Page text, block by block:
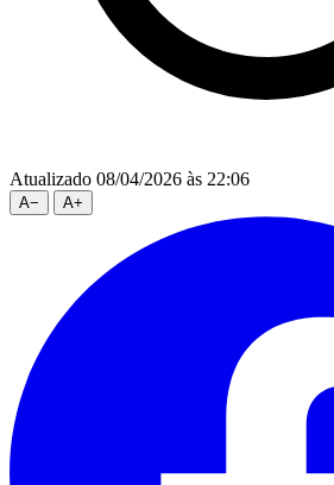
Atualizado 08/04/2026 às 22:06
A− A+